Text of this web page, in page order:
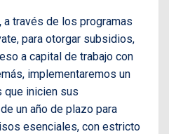
a través de los programas
para otorgar subsidios,
a capital de trabajo con
implementaremos un
que inicien sus
un año de plazo para
esenciales, con estricto